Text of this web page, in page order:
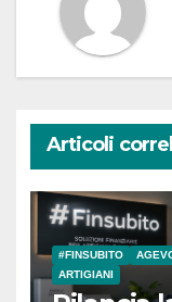
Articoli
#FINSUBITO
ARTIGIANI